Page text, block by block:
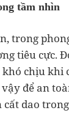
tầm nhìn
trong
tiêu cực.
chịu khi
để an
dao